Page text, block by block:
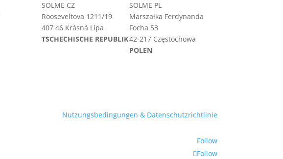
SOLME CZ
Rooseveltova 1211/19
407 46 Krásná Lípa
TSCHECHISCHE REPUBLIK
SOLME PL
Marszałka Ferdynanda
Focha 53
42-217 Częstochowa
POLEN
Nutzungsbedingungen & Datenschutzrichtlinie
Follow
Follow